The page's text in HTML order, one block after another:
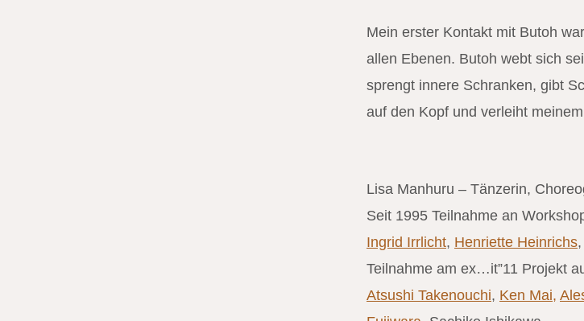
Mein erster Kontakt mit Butoh
allen Ebenen. Butoh webt sich
sprengt innere Schranken, gibt
auf den Kopf und verleiht
Lisa Manhuru – Tänzerin,
Seit 1995 Teilnahme an
Ingrid Irrlicht, Henriette Heinrichs,
Teilnahme am ex…it”11 Projekt
Atsushi Takenouchi, Ken Mai,